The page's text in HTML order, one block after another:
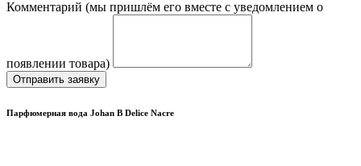
Комментарий (мы пришлём его вместе с уведомлением о
появлении товара)
Отправить заявку
Парфюмерная вода Johan B Delice Nacre